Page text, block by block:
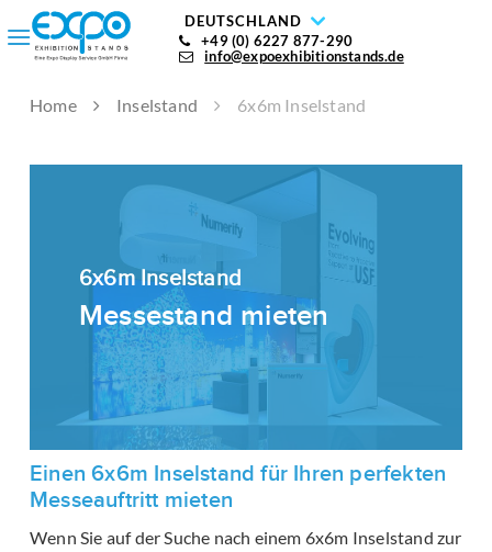
DEUTSCHLAND
+49 (0) 6227 877-290
info@expoexhibitionstands.de
Home Inselstand 6x6m Inselstand
6x6m Inselstand
Messestand mieten
Einen 6x6m Inselstand für Ihren perfekten
Messeauftritt mieten
Wenn Sie auf der Suche nach einem 6x6m Inselstand zur